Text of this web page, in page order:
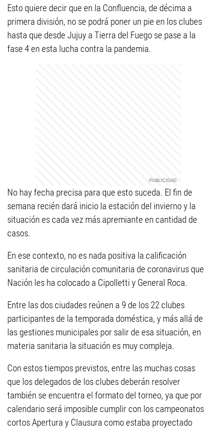
Esto quiere decir que en la Confluencia, de décima a
primera división, no se podrá poner un pie en los clubes
hasta que desde Jujuy a Tierra del Fuego se pase a la
fase 4 en esta lucha contra la pandemia.
No hay fecha precisa para que esto suceda. El fin de
semana recién dará inicio la estación del invierno y la
situación es cada vez más apremiante en cantidad de
casos.
En ese contexto, no es nada positiva la calificación
sanitaria de circulación comunitaria de coronavirus que
Nación les ha colocado a Cipolletti y General Roca.
Entre las dos ciudades reúnen a 9 de los 22 clubes
participantes de la temporada doméstica, y más allá de
las gestiones municipales por salir de esa situación, en
materia sanitaria la situación es muy compleja.
Con estos tiempos previstos, entre las muchas cosas
que los delegados de los clubes deberán resolver
también se encuentra el formato del torneo, ya que por
calendario será imposible cumplir con los campeonatos
cortos Apertura y Clausura como estaba proyectado